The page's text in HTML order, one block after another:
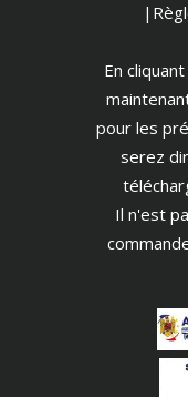
En
pour les
serez
Il n'est